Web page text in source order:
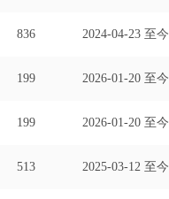
836 2024-04-23 至今
199 2026-01-20 至今
199 2026-01-20 至今
513 2025-03-12 至今